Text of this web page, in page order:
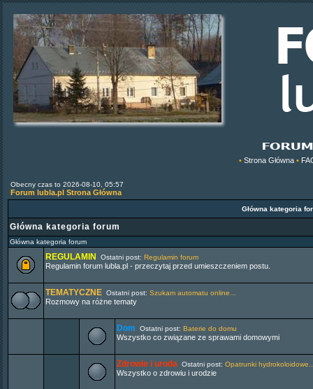
• Strona Główna •
Obecny czas to 2026-08-10, 05:57
Forum lubla.pl Strona Główna
Główna kategoria
Główna kategoria forum
Główna kategoria forum
REGULAMIN Ostatni post: Regulamin forum
Regulamin forum lubla.pl - przeczytaj przed umieszczeniem postu.
TEMATYCZNE Ostatni post: Szukam automatu online...
Rozmowy na różne tematy
Dom Ostatni post: Baterie do domu
Wszystko co związane ze sprawami domowymi
Zdrowie i uroda Ostatni post: Opatrunki
Wszystko o zdrowiu i urodzie